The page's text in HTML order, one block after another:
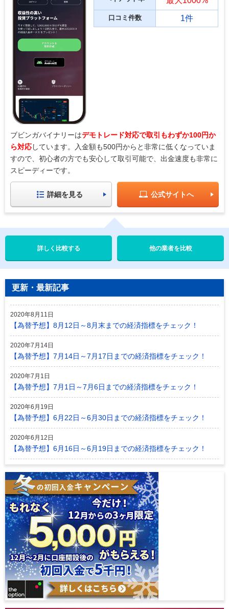
口コミ件数 1件
ブビンガバイナリーはデモトレード対応で取引もわずか100円か
ら対応しています。入金額も500円からと非常に低くなっていま
すので、初心者の方でも安心して取引可能で、出金速度も非常に
スピーディーです。
詳細を見る 公式サイトへ
他の業者を比較
更新・最新記事
2020年8月11日
【為替予想】8月12日～8月末までの経済指標をチェック！
2020年7月14日
【為替予想】7月14日～7月17日までの経済指標をチェック！
2020年7月1日
【為替予想】7月1日～7月6日までの経済指標をチェック！
2020年6月19日
【為替予想】6月22日～6月30日までの経済指標をチェック！
2020年6月12日
【為替予想】6月16日～6月19日までの経済指標をチェック！